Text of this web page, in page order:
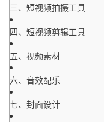
三、短视频拍摄工具
四、短视频剪辑工具
五、视频素材
六、音效配乐
七、封面设计